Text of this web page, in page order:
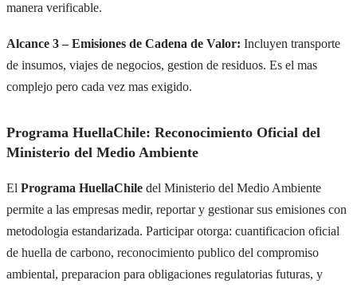
manera verificable.
Alcance 3 – Emisiones de Cadena de Valor: Incluyen transporte
de insumos, viajes de negocios, gestion de residuos. Es el mas
complejo pero cada vez mas exigido.
Programa HuellaChile: Reconocimiento Oficial del
Ministerio del Medio Ambiente
El Programa HuellaChile del Ministerio del Medio Ambiente
permite a las empresas medir, reportar y gestionar sus emisiones con
metodologia estandarizada. Participar otorga: cuantificacion oficial
de huella de carbono, reconocimiento publico del compromiso
ambiental, preparacion para obligaciones regulatorias futuras, y